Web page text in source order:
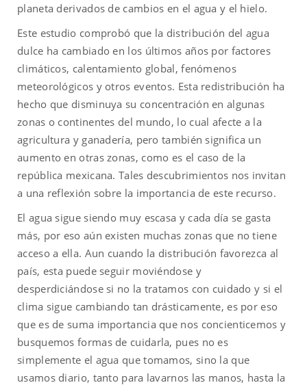
planeta derivados de cambios en el agua y el hielo.
Este estudio comprobó que la distribución del agua
dulce ha cambiado en los últimos años por factores
climáticos, calentamiento global, fenómenos
meteorológicos y otros eventos. Esta redistribución ha
hecho que disminuya su concentración en algunas
zonas o continentes del mundo, lo cual afecte a la
agricultura y ganadería, pero también significa un
aumento en otras zonas, como es el caso de la
república mexicana. Tales descubrimientos nos invitan
a una reflexión sobre la importancia de este recurso.
El agua sigue siendo muy escasa y cada día se gasta
más, por eso aún existen muchas zonas que no tiene
acceso a ella. Aun cuando la distribución favorezca al
país, esta puede seguir moviéndose y
desperdiciándose si no la tratamos con cuidado y si el
clima sigue cambiando tan drásticamente, es por eso
que es de suma importancia que nos concienticemos y
busquemos formas de cuidarla, pues no es
simplemente el agua que tomamos, sino la que
usamos diario, tanto para lavarnos las manos, hasta la